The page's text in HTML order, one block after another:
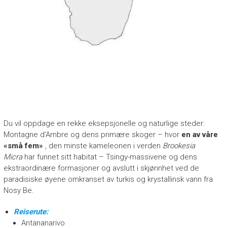
Du vil oppdage en rekke eksepsjonelle og naturlige steder:
Montagne d’Ambre og dens primære skoger – hvor en av våre
«små fem» , den minste kameleonen i verden Brookesia
Micrahar funnet sitt habitat – Tsingy-massivene og dens
ekstraordinære formasjoner og avslutt i skjønnhet ved de
paradisiske øyene omkranset av turkis og krystallinsk vann fra
Nosy Be.
Reiserute:
Antananarivo